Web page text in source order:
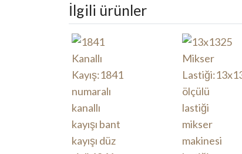
İlgili ürünler